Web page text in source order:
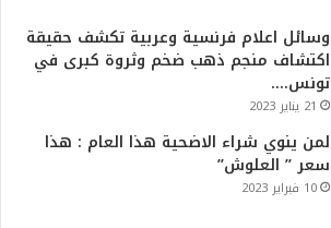
وسائل اعلام فرنسية وعربية تكشف حقيقة
اكتشاف منجم ذهب ضخم وثروة كبرى في
تونس….
21 يناير 2023
لمن ينوي شراء الاضحية هذا العام : هذا
سعر ” العلوش”
10 فبراير 2023